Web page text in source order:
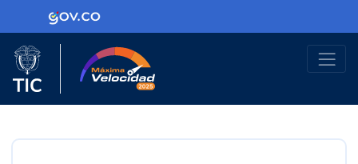
Ir al contenido principalLogo Gobierno de Colombia
Logo del Ministerio TIC